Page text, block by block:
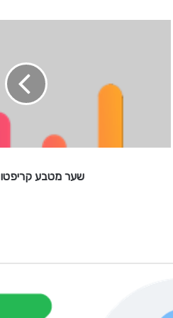
ר
a
שער מטבע קריפטו Metal